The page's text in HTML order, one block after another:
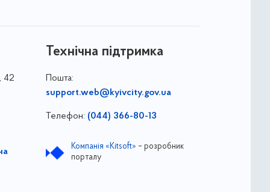
42
Технічна підтримка
Пошта:
support.web@kyivcity.gov.ua
Телефон: (044) 366-80-13
Компанія «Kitsoft» – розробник
порталу